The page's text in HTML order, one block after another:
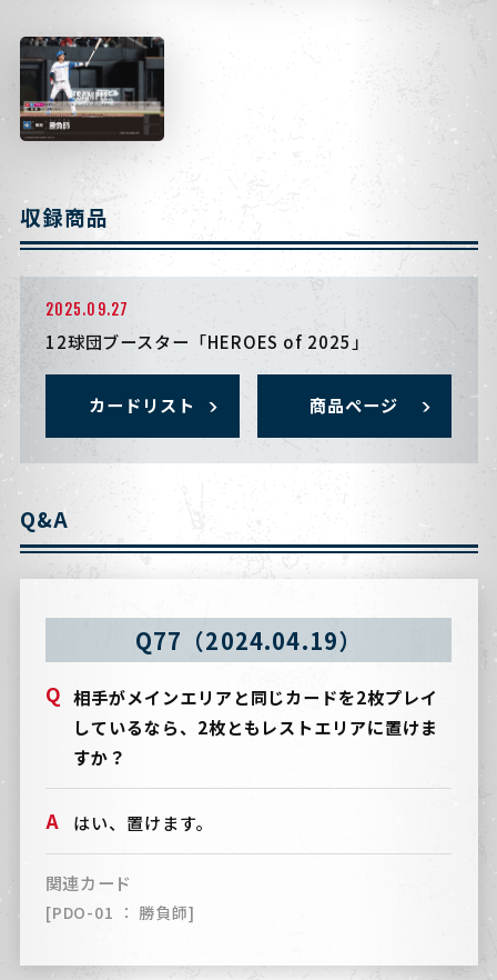
収録商品
2025.09.27
12球団ブースター「HEROES of 2025」
カードリスト 商品ページ
Q&A
Q77（2024.04.19）
相手がメインエリアと同じカードを2枚プレイ
しているなら、2枚ともレストエリアに置けま
すか？
はい、置けます。
関連カード
[PDO-01 ： 勝負師]